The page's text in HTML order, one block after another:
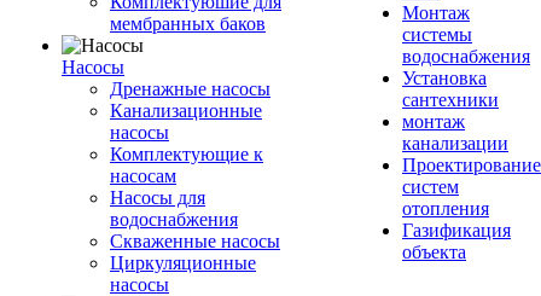
мембранных баков
Насосы
Дренажные насосы
Канализационные
насосы
Комплектующие к
насосам
Насосы для
водоснабжения
Скваженные насосы
Циркуляционные
насосы
Монтаж
системы
водоснабжения
Установка
сантехники
монтаж
канализации
Проектирование
систем
отопления
Газификация
объекта